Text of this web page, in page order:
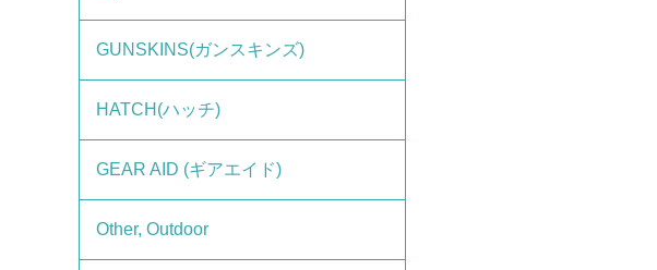
GUNSKINS(ガンスキンズ)
HATCH(ハッチ)
GEAR AID (ギアエイド)
Other, Outdoor